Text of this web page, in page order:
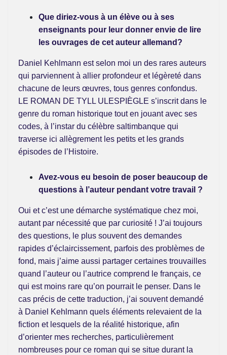
Que diriez-vous à un élève ou à ses
enseignants pour leur donner envie de lire
les ouvrages de cet auteur allemand?
Daniel Kehlmann est selon moi un des rares auteurs
qui parviennent à allier profondeur et légèreté dans
chacune de leurs œuvres, tous genres confondus.
LE ROMAN DE TYLL ULESPIÈGLE s’inscrit dans le
genre du roman historique tout en jouant avec ses
codes, à l’instar du célèbre saltimbanque qui
traverse ici allègrement les petits et les grands
épisodes de l’Histoire.
Avez-vous eu besoin de poser beaucoup de
questions à l’auteur pendant votre travail ?
Oui et c’est une démarche systématique chez moi,
autant par nécessité que par curiosité ! J’ai toujours
des questions, le plus souvent des demandes
rapides d’éclaircissement, parfois des problèmes de
fond, mais j’aime aussi partager certaines trouvailles
quand l’auteur ou l’autrice comprend le français, ce
qui est moins rare qu’on pourrait le penser. Dans le
cas précis de cette traduction, j’ai souvent demandé
à Daniel Kehlmann quels éléments relevaient de la
fiction et lesquels de la réalité historique, afin
d’orienter mes recherches, particulièrement
nombreuses pour ce roman qui se situe durant la